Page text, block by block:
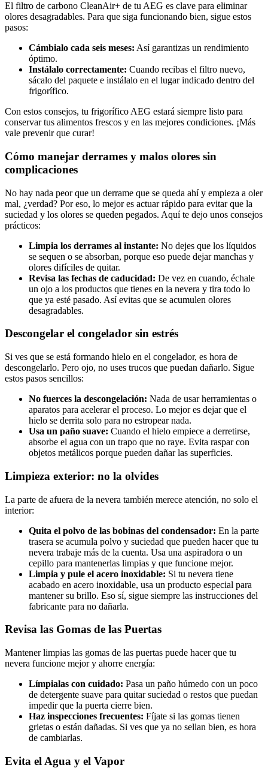
El filtro de carbono CleanAir+ de tu AEG es clave para eliminar
olores desagradables. Para que siga funcionando bien, sigue estos
pasos:
Cámbialo cada seis meses: Así garantizas un rendimiento
óptimo.
Instálalo correctamente: Cuando recibas el filtro nuevo,
sácalo del paquete e instálalo en el lugar indicado dentro del
frigorífico.
Con estos consejos, tu frigorífico AEG estará siempre listo para
conservar tus alimentos frescos y en las mejores condiciones. ¡Más
vale prevenir que curar!
Cómo manejar derrames y malos olores sin
complicaciones
No hay nada peor que un derrame que se queda ahí y empieza a oler
mal, ¿verdad? Por eso, lo mejor es actuar rápido para evitar que la
suciedad y los olores se queden pegados. Aquí te dejo unos consejos
prácticos:
Limpia los derrames al instante: No dejes que los líquidos
se sequen o se absorban, porque eso puede dejar manchas y
olores difíciles de quitar.
Revisa las fechas de caducidad: De vez en cuando, échale
un ojo a los productos que tienes en la nevera y tira todo lo
que ya esté pasado. Así evitas que se acumulen olores
desagradables.
Descongelar el congelador sin estrés
Si ves que se está formando hielo en el congelador, es hora de
descongelarlo. Pero ojo, no uses trucos que puedan dañarlo. Sigue
estos pasos sencillos:
No fuerces la descongelación: Nada de usar herramientas o
aparatos para acelerar el proceso. Lo mejor es dejar que el
hielo se derrita solo para no estropear nada.
Usa un paño suave: Cuando el hielo empiece a derretirse,
absorbe el agua con un trapo que no raye. Evita raspar con
objetos metálicos porque pueden dañar las superficies.
Limpieza exterior: no la olvides
La parte de afuera de la nevera también merece atención, no solo el
interior:
Quita el polvo de las bobinas del condensador: En la parte
trasera se acumula polvo y suciedad que pueden hacer que tu
nevera trabaje más de la cuenta. Usa una aspiradora o un
cepillo para mantenerlas limpias y que funcione mejor.
Limpia y pule el acero inoxidable: Si tu nevera tiene
acabado en acero inoxidable, usa un producto especial para
mantener su brillo. Eso sí, sigue siempre las instrucciones del
fabricante para no dañarla.
Revisa las Gomas de las Puertas
Mantener limpias las gomas de las puertas puede hacer que tu
nevera funcione mejor y ahorre energía:
Límpialas con cuidado: Pasa un paño húmedo con un poco
de detergente suave para quitar suciedad o restos que puedan
impedir que la puerta cierre bien.
Haz inspecciones frecuentes: Fíjate si las gomas tienen
grietas o están dañadas. Si ves que ya no sellan bien, es hora
de cambiarlas.
Evita el Agua y el Vapor